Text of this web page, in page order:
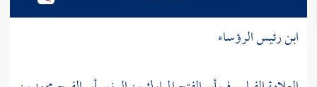
ابن رئيس الرؤساء